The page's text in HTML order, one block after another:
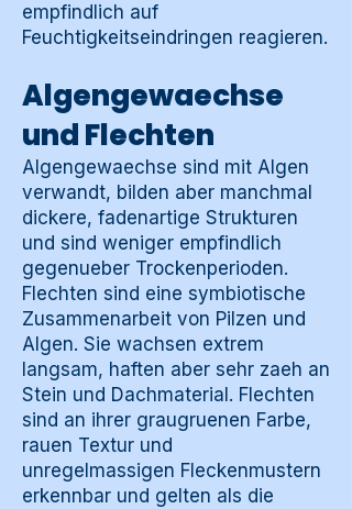
empfindlich auf
Feuchtigkeitseindringen reagieren.
Algengewaechse
und Flechten
Algengewaechse sind mit Algen
verwandt, bilden aber manchmal
dickere, fadenartige Strukturen
und sind weniger empfindlich
gegenueber Trockenperioden.
Flechten sind eine symbiotische
Zusammenarbeit von Pilzen und
Algen. Sie wachsen extrem
langsam, haften aber sehr zaeh an
Stein und Dachmaterial. Flechten
sind an ihrer graugruenen Farbe,
rauen Textur und
unregelmassigen Fleckenmustern
erkennbar und gelten als die